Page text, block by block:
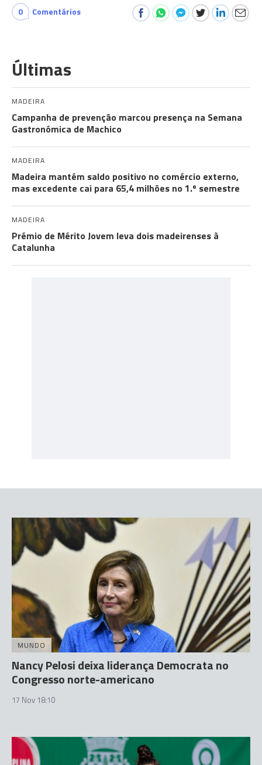
0 Comentários
Últimas
MADEIRA
Campanha de prevenção marcou presença na Semana
Gastronómica de Machico
MADEIRA
Madeira mantém saldo positivo no comércio externo,
mas excedente cai para 65,4 milhões no 1.º semestre
MADEIRA
Prémio de Mérito Jovem leva dois madeirenses à
Catalunha
MUNDO
Nancy Pelosi deixa liderança Democrata no
Congresso norte-americano
17 Nov 18:10